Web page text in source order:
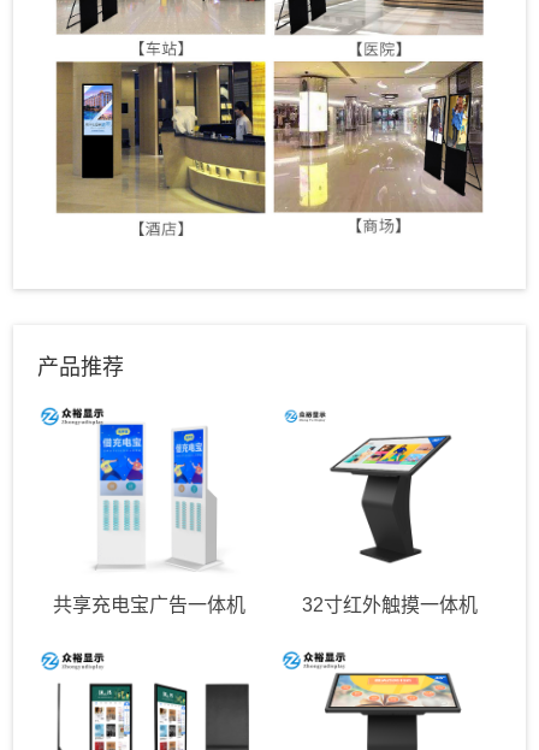
产品推荐
共享充电宝广告一体机 32寸红外触摸一体机